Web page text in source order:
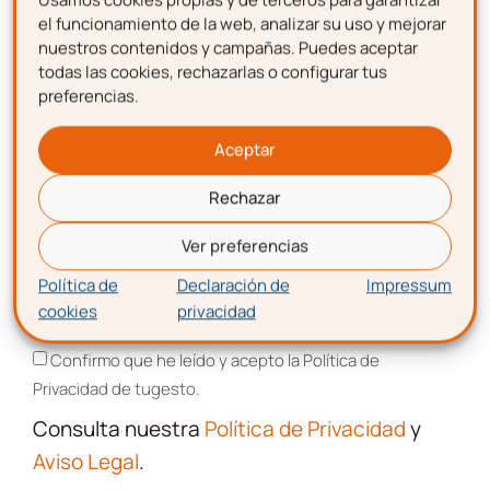
el funcionamiento de la web, analizar su uso y mejorar
nuestros contenidos y campañas. Puedes aceptar
todas las cookies, rechazarlas o configurar tus
preferencias.
Aceptar
Rechazar
Ver preferencias
Política de
cookies
Declaración de
privacidad
Impressum
Privacidad de tugesto.
Consulta nuestraPolítica de Privacidad
yAviso Legal
Términos de Servicio
SUSCRIBIRME
Nombre
Apellidos
Correo electrónico
Aceptación de términos y condiciones
Confirmo que he leído y acepto la Política de
Privacidad de tugesto.
Consulta nuestra Política de Privacidady
Aviso Legal.